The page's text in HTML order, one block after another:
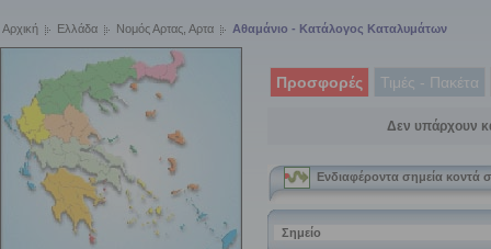
Αρχική Ελλάδα Νομός Αρτας, Αρτα Αθαμάνιο - Κατάλογος Καταλυμάτων
Προσφορές Τιμές - Πακέτα
Δεν υπάρχουν